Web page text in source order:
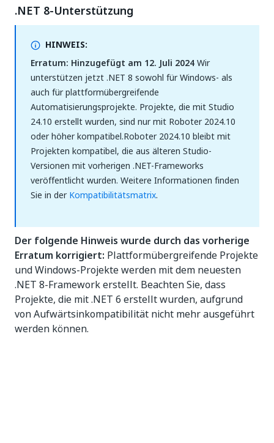
.NET 8-Unterstützung
HINWEIS:
Erratum: Hinzugefügt am 12. Juli 2024Wir
unterstützen jetzt .NET 8 sowohl für Windows- als
auch für plattformübergreifende
Automatisierungsprojekte. Projekte, die mit Studio
24.10 erstellt wurden, sind nur mit Roboter 2024.10
oder höher kompatibel.Roboter 2024.10 bleibt mit
Projekten kompatibel, die aus älteren Studio-
Versionen mit vorherigen .NET-Frameworks
veröffentlicht wurden. Weitere Informationen finden
Sie in derKompatibilitätsmatrix.
Der folgende Hinweis wurde durch das vorherige
Erratum korrigiert: Plattformübergreifende Projekte
und Windows-Projekte werden mit dem neuesten
.NET 8-Framework erstellt. Beachten Sie, dass
Projekte, die mit .NET 6 erstellt wurden, aufgrund
von Aufwärtsinkompatibilität nicht mehr ausgeführt
werden können.